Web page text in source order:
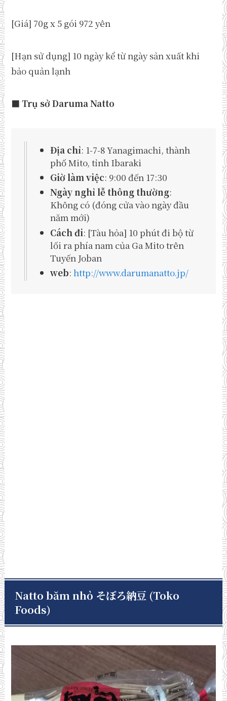
[Giá] 70g x 5 gói 972 yên
[Hạn sử dụng] 10 ngày kể từ ngày sản xuất khi
bảo quản lạnh
■ Trụ sở Daruma Natto
Địa chỉ: 1-7-8 Yanagimachi, thành
phố Mito, tỉnh Ibaraki
Giờ làm việc: 9:00 đến 17:30
Ngày nghỉ lễ thông thường:
Không có (đóng cửa vào ngày đầu
năm mới)
Cách đi: [Tàu hỏa] 10 phút đi bộ từ
lối ra phía nam của Ga Mito trên
Tuyến Joban
web: http://www.darumanatto.jp/
Natto băm nhỏ そぼろ納豆 (Toko
Foods)